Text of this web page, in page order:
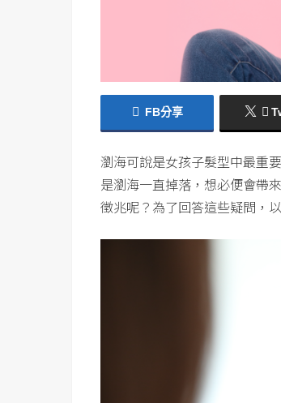
FB分享
瀏海可說是女孩子髮型中最重
是瀏海一直掉落，想必便會帶
徵兆呢？為了回答這些疑問，